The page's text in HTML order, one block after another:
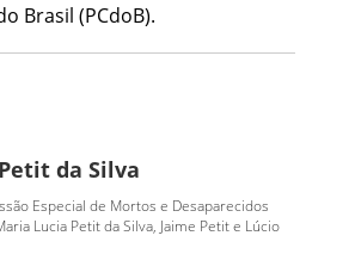
Brasil (PCdoB).
da Silva
Especial de Mortos e Desaparecidos
Lucia Petit da Silva, Jaime Petit e Lúcio